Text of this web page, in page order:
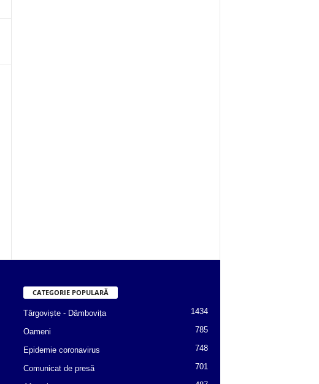
CATEGORIE POPULARĂ
Târgoviște - Dâmbovița 1434
Oameni 785
Epidemie coronavirus 748
Comunicat de presă 701